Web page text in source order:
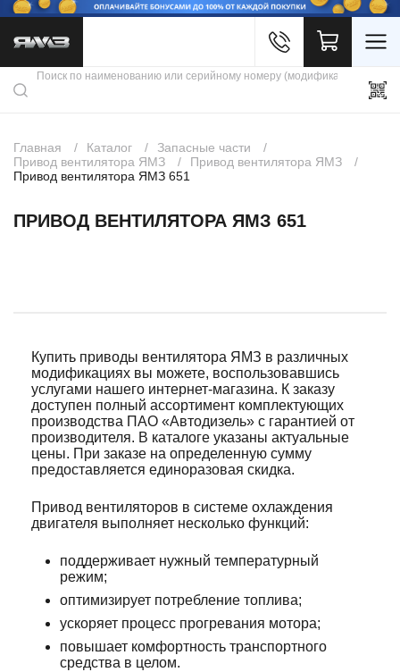
Каталог продукции
Скидки
Контакты
Главная Каталог
Запасные части
Привод вентилятора ЯМЗ
Привод вентилятора ЯМЗ
Привод вентилятора ЯМЗ 651
ПРИВОД ВЕНТИЛЯТОРА ЯМЗ 651
Купить приводы вентилятора ЯМЗ в различных
модификациях вы можете, воспользовавшись
услугами нашего интернет-магазина. К заказу
доступен полный ассортимент комплектующих
производства ПАО «Автодизель» с гарантией от
производителя. В каталоге указаны актуальные
цены. При заказе на определенную сумму
предоставляется единоразовая скидка.
Привод вентиляторов в системе охлаждения
двигателя выполняет несколько функций:
поддерживает нужный температурный
режим;
оптимизирует потребление топлива;
ускоряет процесс прогревания мотора;
повышает комфортность транспортного
средства в целом.